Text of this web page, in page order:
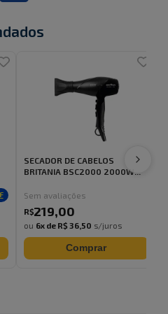
SECADOR DE CABELOS
BRITANIA BSC2000 2000W...
Sem avaliações
R$219,00
ou 6x de R$ 36,50 s/juros
Comprar